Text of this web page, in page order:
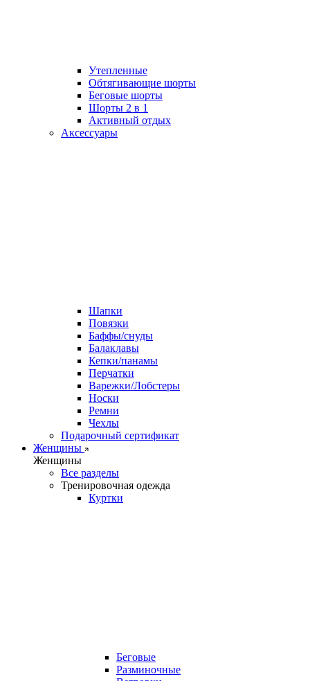
Утепленные
Обтягивающие шорты
Беговые шорты
Шорты 2 в 1
Активный отдых
Аксессуары
Шапки
Повязки
Баффы/снуды
Балаклавы
Кепки/панамы
Перчатки
Варежки/Лобстеры
Носки
Ремни
Чехлы
Подарочный сертификат
Женщины
Женщины
Все разделы
Тренировочная одежда
Куртки
Беговые
Разминочные